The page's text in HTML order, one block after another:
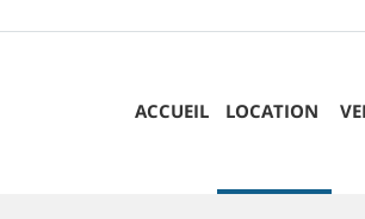
ACCUEIL LOCATION